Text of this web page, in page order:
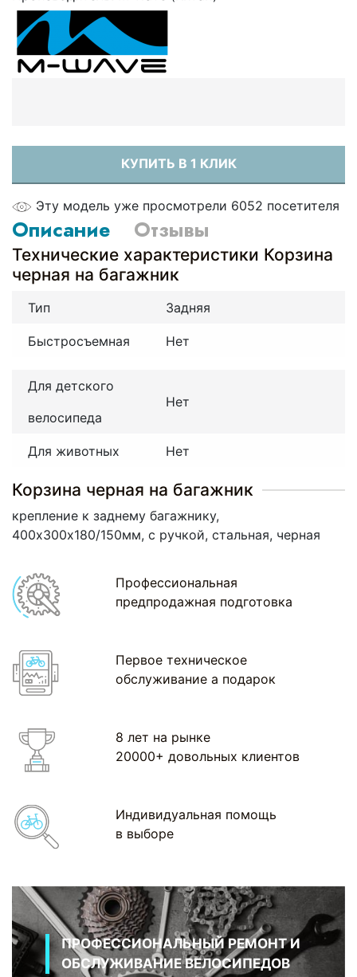
КУПИТЬ В 1 КЛИК
Эту модель уже просмотрели 6052 посетителя
Описание Отзывы
Технические характеристики Корзина
черная на багажник
Тип Задняя
Быстросъемная Нет
Для детского
велосипеда
Нет
Для животных Нет
Корзина черная на багажник
крепление к заднему багажнику,
400х300х180/150мм, с ручкой, стальная, черная
Профессиональная
предпродажная подготовка
Первое техническое
обслуживание а подарок
8 лет на рынке
20000+ довольных клиентов
Индивидуальная помощь
в выборе
ПРОФЕССИОНАЛЬНЫЙ РЕМОНТ И
ОБСЛУЖИВАНИЕ ВЕЛОСИПЕДОВ